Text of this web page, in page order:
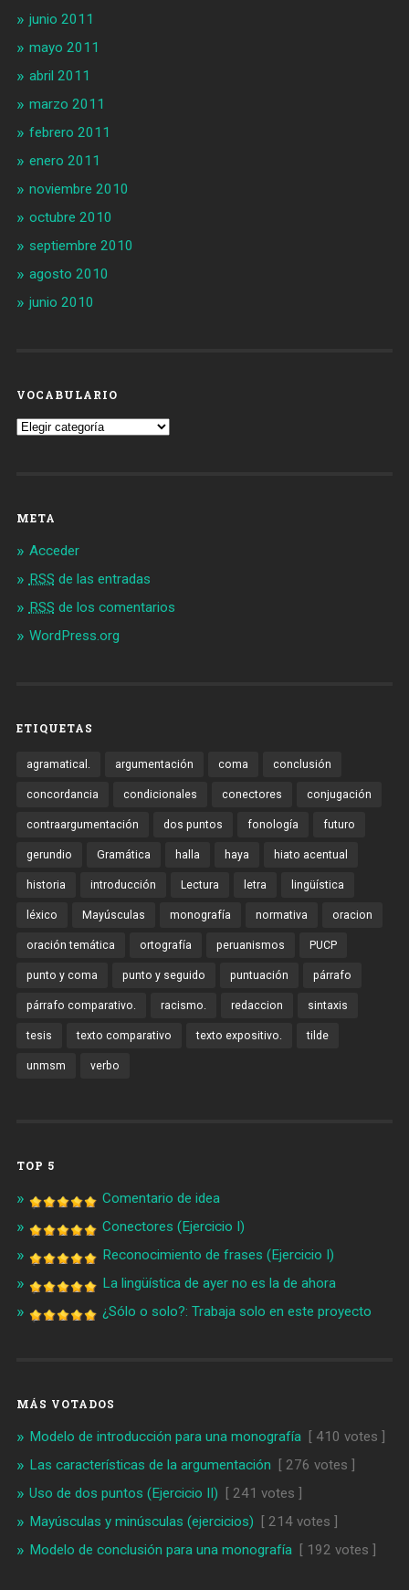
junio 2011
mayo 2011
abril 2011
marzo 2011
febrero 2011
enero 2011
noviembre 2010
octubre 2010
septiembre 2010
agosto 2010
junio 2010
VOCABULARIO
Vocabulario
META
Acceder
RSS de las entradas
RSS de los comentarios
WordPress.org
ETIQUETAS
agramatical. argumentación coma conclusión
concordancia condicionales conectores conjugación
contraargumentación dos puntos fonología futuro
gerundio Gramática halla haya hiato acentual
historia introducción Lectura letra lingüística
léxico Mayúsculas monografía normativa oracion
oración temática ortografía peruanismos PUCP
punto y coma punto y seguido puntuación párrafo
párrafo comparativo. racismo. redaccion sintaxis
tesis texto comparativo texto expositivo. tilde
unmsm verbo
TOP 5
Comentario de idea
Conectores (Ejercicio I)
Reconocimiento de frases (Ejercicio I)
La lingüística de ayer no es la de ahora
¿Sólo o solo?: Trabaja solo en este proyecto
MÁS VOTADOS
Modelo de introducción para una monografía[ 410 votes ]
Las características de la argumentación [ 276 votes ]
Uso de dos puntos (Ejercicio II) [ 241 votes ]
Mayúsculas y minúsculas (ejercicios) [ 214 votes ]
Modelo de conclusión para una monografía[ 192 votes ]